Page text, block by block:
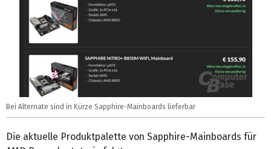
Bei Alternate sind in Kürze Sapphire-Mainboards lieferbar
Die aktuelle Produktpalette von Sapphire-Mainboards für